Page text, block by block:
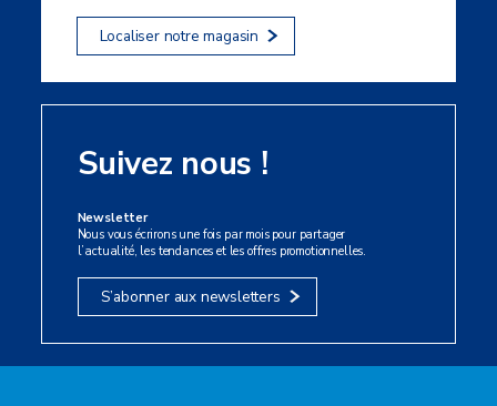
Localiser notre magasin
Suivez nous !
Newsletter
Nous vous écrirons une fois par mois pour partager
l’actualité, les tendances et les offres promotionnelles.
S’abonner aux newsletters